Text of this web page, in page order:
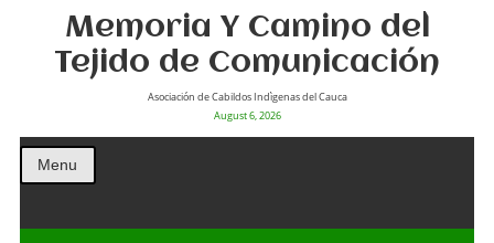
Memoria Y Camino del
Tejido de Comunicación
Asociación de Cabildos Indìgenas del Cauca
August 6, 2026
Menu